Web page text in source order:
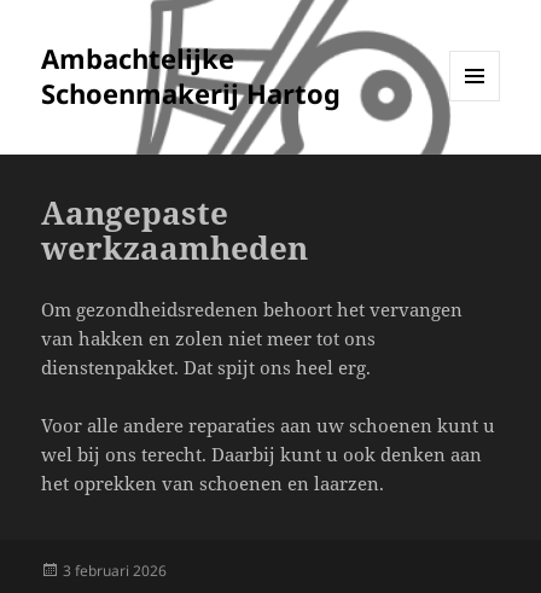
Ambachtelijke
Schoenmakerij Hartog
WIDGETS
Aangepaste
werkzaamheden
Om gezondheidsredenen behoort het vervangen
van hakken en zolen niet meer tot ons
dienstenpakket. Dat spijt ons heel erg.
Voor alle andere reparaties aan uw schoenen kunt u
wel bij ons terecht. Daarbij kunt u ook denken aan
het oprekken van schoenen en laarzen.
Geplaatst
3 februari 2026